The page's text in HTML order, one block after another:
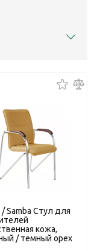
Samba Стул для
кожа,
/ темный орех